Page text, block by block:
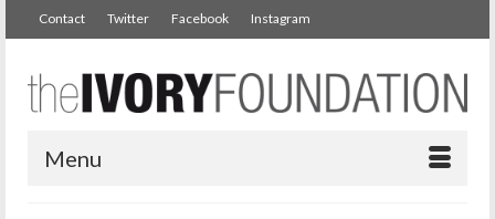
Contact Twitter Facebook Instagram
Menu